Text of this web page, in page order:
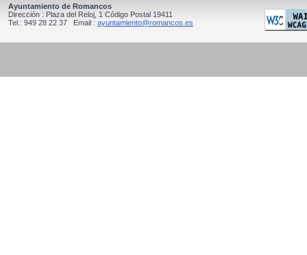
Ayuntamiento de Romancos
Dirección : Plaza del Reloj, 1 Código Postal 19411
Tel.: 949 28 22 37 Email : ayuntamiento@romancos.es